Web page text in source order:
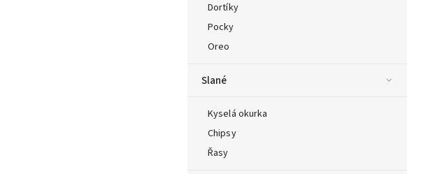
Dortíky
Pocky
Oreo
Slané
Kyselá okurka
Chipsy
Řasy